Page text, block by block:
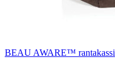
BEAU AWARE™ rantakassi